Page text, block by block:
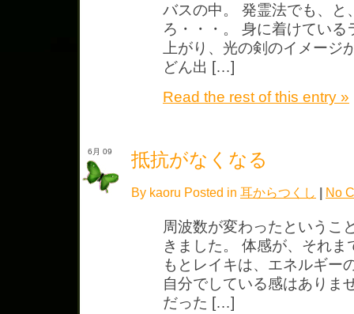
バスの中。 発霊法でも、
ろ・・・。 身に着けてい
上がり、光の剣のイメー
どん出 […]
Read the rest of this entry »
6月 09 抵抗がなくなる
By kaoru Posted in 耳からつくし | No
周波数が変わったというこ
きました。 体感が、それ
もとレイキは、エネルギー
自分でしている感はありま
だった […]